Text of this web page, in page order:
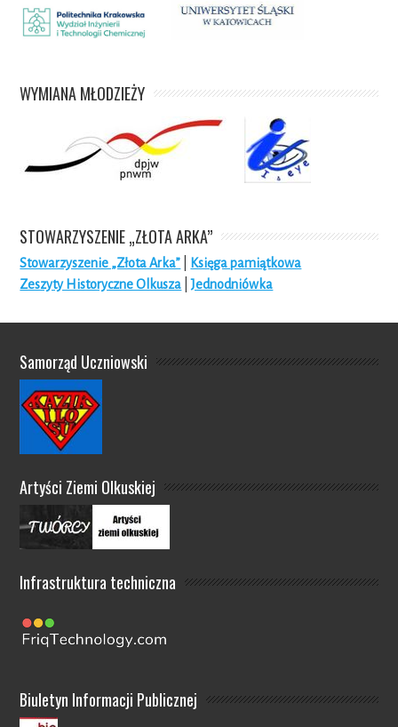
WYMIANA MŁODZIEŻY
STOWARZYSZENIE „ZŁOTA ARKA”
Stowarzyszenie „Złota Arka”
Księga pamiątkowa
Zeszyty Historyczne Olkusza |Jednodniówka
Samorząd Uczniowski
Artyści Ziemi Olkuskiej
Infrastruktura techniczna
Biuletyn Informacji Publicznej